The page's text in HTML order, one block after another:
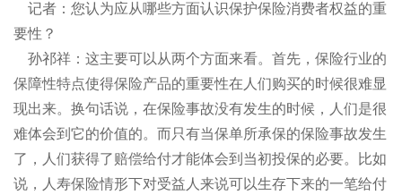
记者：您认为应从哪些方面认识保护保险消费者权益的重
要性？
孙祁祥：这主要可以从两个方面来看。首先，保险行业的
保障性特点使得保险产品的重要性在人们购买的时候很难显
现出来。换句话说，在保险事故没有发生的时候，人们是很
难体会到它的价值的。而只有当保单所承保的保险事故发生
了，人们获得了赔偿给付才能体会到当初投保的必要。比如
说，人寿保险情形下对受益人来说可以生存下来的一笔给付